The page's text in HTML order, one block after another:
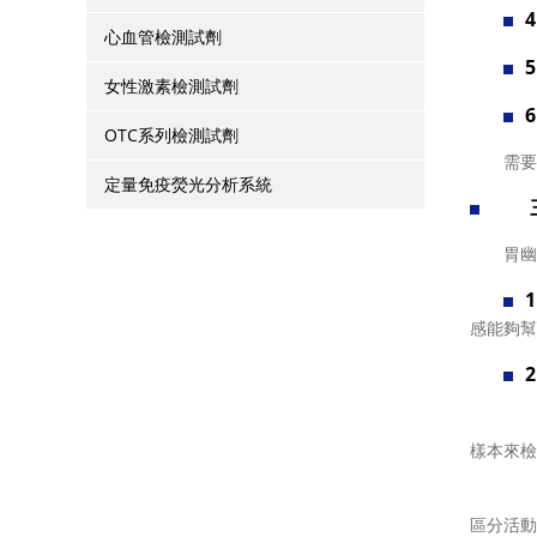
心血管檢測試劑
女性激素檢測試劑
OTC系列檢測試劑
定量免疫熒光分析系統
需要
三
胃幽
感能夠
樣本來
區分活